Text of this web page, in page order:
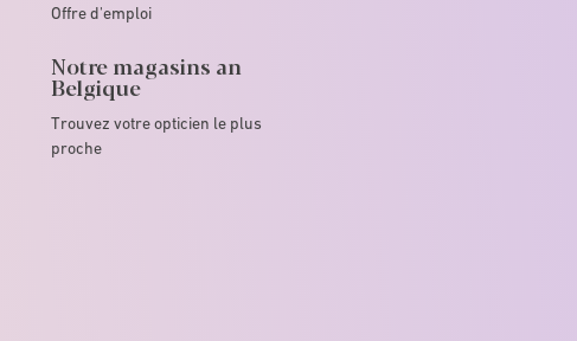
Offre d'emploi
Notre magasins an
Belgique
Trouvez votre opticien le plus
proche